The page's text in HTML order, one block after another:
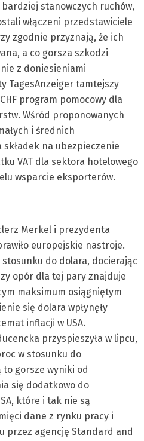
stanowczych ruchów,
włączeni przedstawiciele
zgodnie przyznają, że ich
a co gorsza szkodzi
z doniesieniami
TagesAnzeiger tamtejszy
program pomocowy dla
Wśród proponowanych
i średnich
na ubezpieczenie
VAT dla sektora hotelowego
wsparcie eksporterów.
Merkel i prezydenta
europejskie nastroje.
stosunku do dolara, docierając
opór dla tej pary znajduje
maksimum osiągniętym
się dolara wpłynęły
inflacji w USA.
przyspieszyła w lipcu,
w stosunku do
to gorsze wyniki od
się dodatkowo do
które i tak nie są
dane z rynku pracy i
przez agencję Standard and